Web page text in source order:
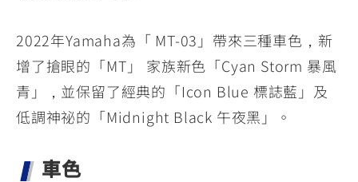
2022年Yamaha為「 MT-03」帶來三種車色，新
增了搶眼的「MT」 家族新色「Cyan Storm 暴風
青」，並保留了經典的「Icon Blue 標誌藍」及
低調神祕的「Midnight Black 午夜黑」。
車色